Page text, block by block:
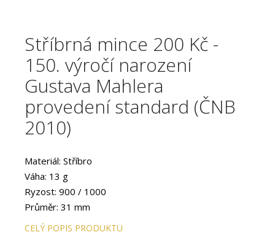
Stříbrná mince 200 Kč -
150. výročí narození
Gustava Mahlera
provedení standard (ČNB
2010)
Materiál: Stříbro
Váha: 13 g
Ryzost: 900 / 1000
Průměr: 31 mm
Provedení: STANDARD
CELÝ POPIS PRODUKTU